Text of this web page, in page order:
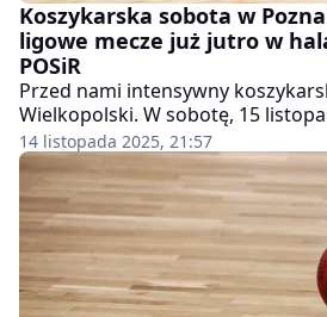
Koszykarska sobota w
ligowe mecze już jutro w
POSiR
Przed nami intensywny
Wielkopolski. W sobotę, 15
drużyny rozegrają aż trzy ligowe
ramach Bank Pekao 1. Ligi
2. Ligi mężczyzn. Kibice będą
halą AWF a halą POSiR B, gdzie
zabraknie.
14 listopada 2025, 21:57